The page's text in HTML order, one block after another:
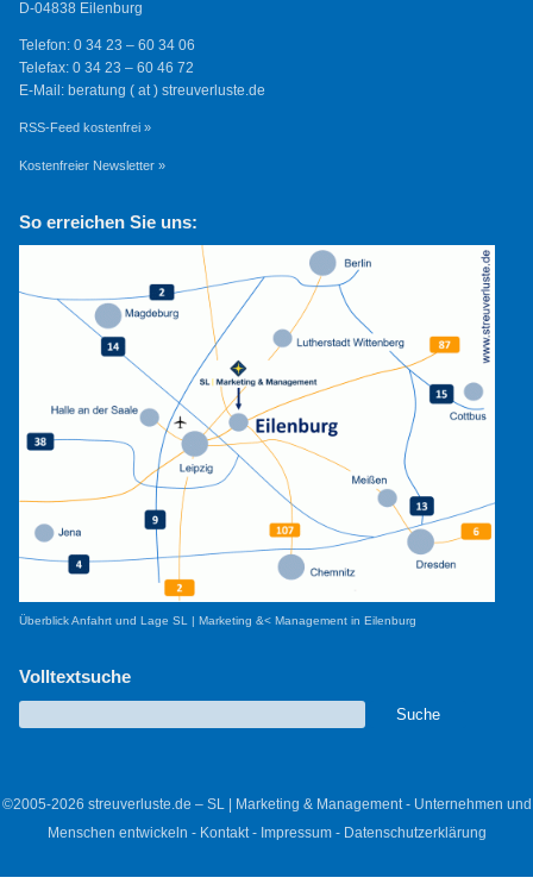
D-04838 Eilenburg
Telefon: 0 34 23 – 60 34 06
Telefax: 0 34 23 – 60 46 72
E-Mail: beratung ( at ) streuverluste.de
RSS-Feed kostenfrei »
Kostenfreier Newsletter »
So erreichen Sie uns:
Überblick Anfahrt und Lage SL | Marketing &< Management in Eilenburg
Volltextsuche
©2005-2026 streuverluste.de – SL | Marketing & Management - Unternehmen und
Menschen entwickeln - Kontakt- Impressum- Datenschutzerklärung